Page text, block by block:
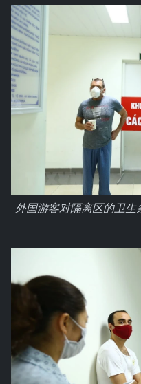
外国游客对隔离区的卫